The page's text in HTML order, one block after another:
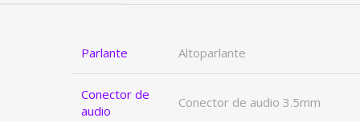
Parlante Altoparlante
Conector de
audio
Conector de audio 3.5mm